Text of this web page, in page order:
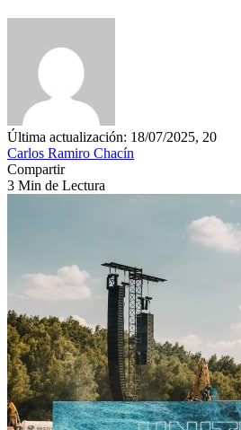
Última actualización: 18/07/2025, 20
Carlos Ramiro Chacín
Compartir
3 Min de Lectura